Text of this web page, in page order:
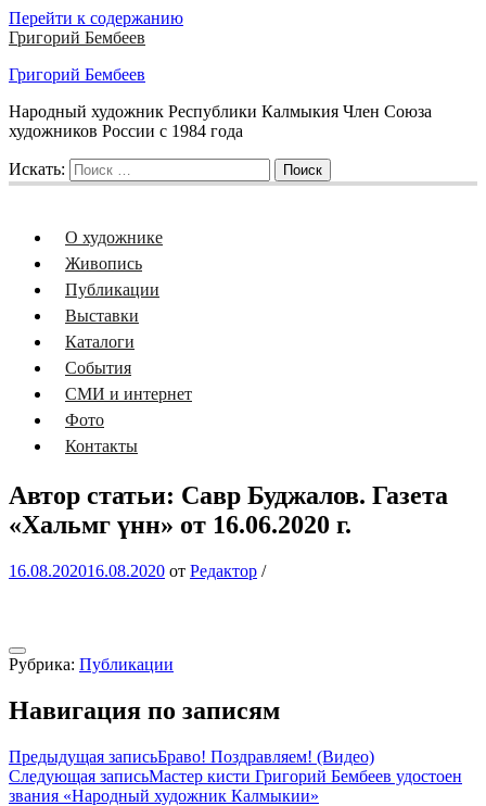
Перейти к содержанию
Григорий Бембеев
Григорий Бембеев
Народный художник Республики Калмыкия Член Союза
художников России с 1984 года
Искать: Поиск
О художнике
Живопись
Публикации
Выставки
Каталоги
События
СМИ и интернет
Фото
Контакты
Автор статьи: Савр Буджалов. Газета
«Хальмг үнн» от 16.06.2020 г.
16.08.202016.08.2020 от Редактор /
Рубрика: Публикации
Навигация по записям
Предыдущая записьБраво! Поздравляем! (Видео)
Следующая записьМастер кисти Григорий Бембеев удостоен
звания «Народный художник Калмыкии»